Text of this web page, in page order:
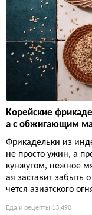
Корейские
а с обжигающим
Фрикадельки из
не просто ужин, а
кунжутом, нежное
ая заставит забыть
чется азиатского
Еда и рецепты 13 490